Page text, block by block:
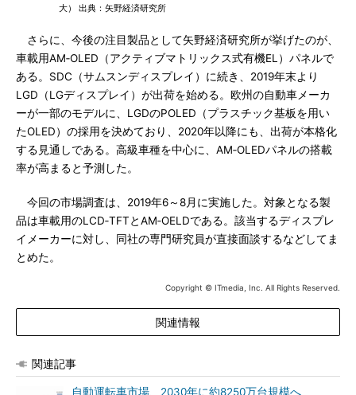
大） 出典：矢野経済研究所
さらに、今後の注目製品として矢野経済研究所が挙げたのが、
車載用AM‐OLED（アクティブマトリックス式有機EL）パネルで
ある。SDC（サムスンディスプレイ）に続き、2019年末より
LGD（LGディスプレイ）が出荷を始める。欧州の自動車メーカ
ーが一部のモデルに、LGDのPOLED（プラスチック基板を用い
たOLED）の採用を決めており、2020年以降にも、出荷が本格化
する見通しである。高級車種を中心に、AM‐OLEDパネルの搭載
率が高まると予測した。
今回の市場調査は、2019年6～8月に実施した。対象となる製
品は車載用のLCD‐TFTとAM‐OELDである。該当するディスプレ
イメーカーに対し、同社の専門研究員が直接面談するなどしてま
とめた。
Copyright © ITmedia, Inc. All Rights Reserved.
関連情報
関連記事
自動運転車市場、2030年に約8250万台規模へ